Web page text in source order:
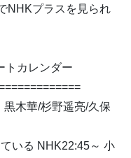
NHKプラスを見られ
トカレンダー
木華/杉野遥亮/久保
いる NHK22:45～ 小